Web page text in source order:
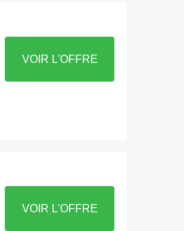
VOIR L'OFFRE
VOIR L'OFFRE